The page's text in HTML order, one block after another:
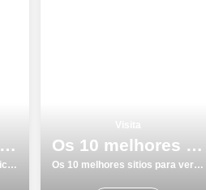
Os 12 melhores pontos turisticos para visitar em GuimarÃ£es
Os 12 melhores pontos turisticos para visitar em GuimarÃ£es
Os 10 melhores sitios para ver e visitar em Aveiro
Os 10 melhores sitios para ver e visitar em Aveiro